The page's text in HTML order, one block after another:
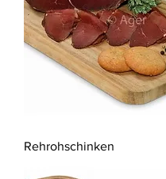
Rehrohschinken